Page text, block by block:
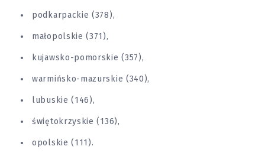
podkarpackie (378),
małopolskie (371),
kujawsko-pomorskie (357),
warmińsko-mazurskie (340),
lubuskie (146),
świętokrzyskie (136),
opolskie (111).